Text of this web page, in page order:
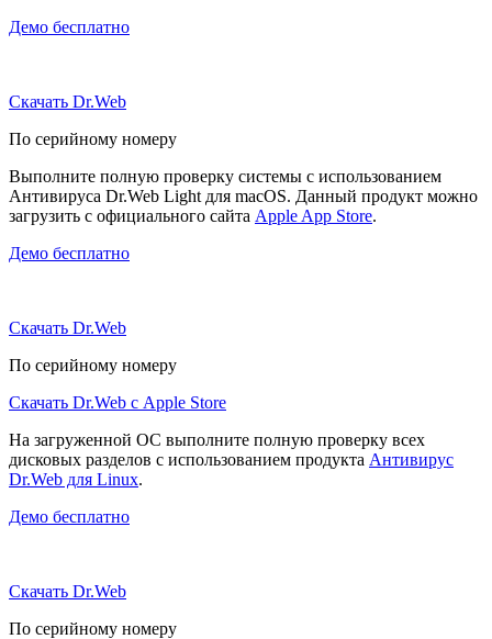
Демо бесплатно
Скачать Dr.Web
По серийному номеру
Выполните полную проверку системы с использованием
Антивируса Dr.Web Light для macOS. Данный продукт можно
загрузить с официального сайта Apple App Store.
Демо бесплатно
Скачать Dr.Web
По серийному номеру
Скачать Dr.Web с Apple Store
На загруженной ОС выполните полную проверку всех
дисковых разделов с использованием продукта Антивирус
Dr.Web для Linux.
Демо бесплатно
Скачать Dr.Web
По серийному номеру